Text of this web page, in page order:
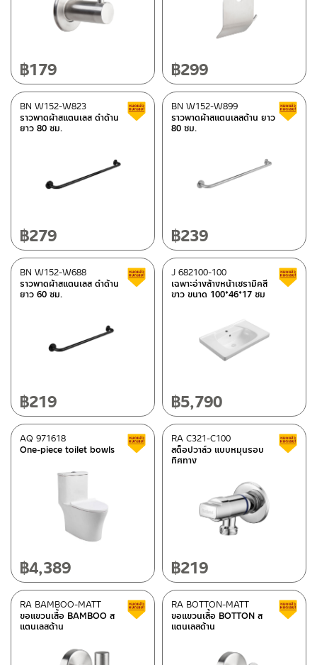
฿179 ฿299
ราวพาดผ้าสแตนเลส ดำด้าน
ยาว 80 ซม.
BN W152-W823 Clearance sale
฿279
ราวพาดผ้าสแตนเลสด้าน ยาว
80 ซม.
BN W152-W899
฿239
ราวพาดผ้าสแตนเลส ดำด้าน
ยาว 60 ซม.
BN W152-W688 Clearance sale
฿219
เฉพาะอ่างล้างหน้าเซรามิคสี
ขาว ขนาด 100*46*17 ซม
J 682100-100
฿5,790
One-piece toilet bowls
AQ 971618 Clearance sale
฿4,389
สต็อปวาล์ว แบบหมุนรอบ
ทิศทาง
RA C321-C100
฿219
ขอแขวนเสื้อ BAMBOO ส
แตนเลสด้าน
RA BAMBOO-MATT Clearance sale
ขอแขวนเสื้อ BOTTON ส
แตนเลสด้าน
RA BOTTON-MATT